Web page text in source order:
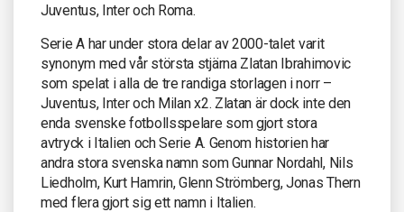
Juventus, Inter och Roma.
Serie A har under stora delar av 2000-talet varit
synonym med vår största stjärna Zlatan Ibrahimovic
som spelat i alla de tre randiga storlagen i norr –
Juventus, Inter och Milan x2. Zlatan är dock inte den
enda svenske fotbollsspelare som gjort stora
avtryck i Italien och Serie A. Genom historien har
andra stora svenska namn som Gunnar Nordahl, Nils
Liedholm, Kurt Hamrin, Glenn Strömberg, Jonas Thern
med flera gjort sig ett namn i Italien.